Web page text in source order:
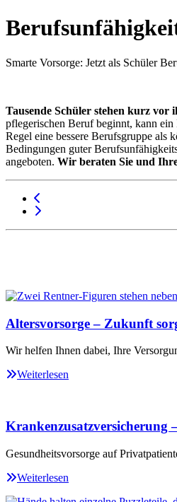
Smarte Vorsorge: Jetzt als Schüler
Tausende Schüler stehen kurz vor
pflegerischen Beruf beginnt, kann
Regel eine bessere Berufsgruppe als
Bedingungen guter
angeboten. Wir beraten Sie und
Altersvorsorge – Zukunft
Wir helfen Ihnen dabei, Ihre
Weiterlesen
Krankenzusatzversicherung
Gesundheitsvorsorge auf
Weiterlesen